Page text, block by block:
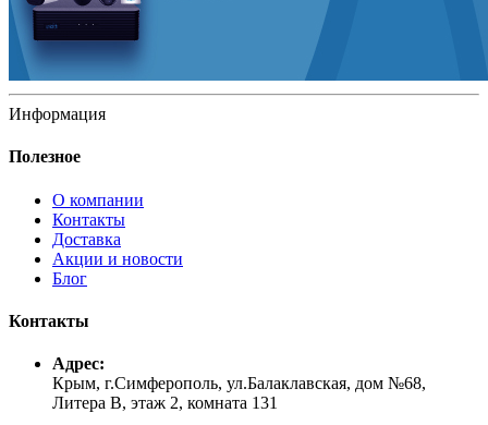
Информация
Полезное
О компании
Контакты
Доставка
Акции и новости
Блог
Контакты
Адрес:
Крым, г.Симферополь, ул.Балаклавская, дом №68,
Литера В, этаж 2, комната 131